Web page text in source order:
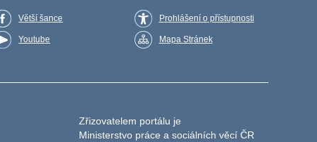
Větší šance
Youtube
Prohlášení o přístupnosti
Mapa Stránek
Zřizovatelem portálu je
Ministerstvo práce a sociálních věcí ČR